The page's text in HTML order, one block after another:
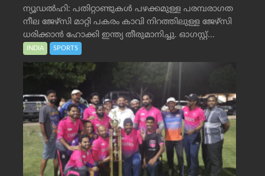
ന്യൂഡൽഹി: പതിറ്റാണ്ടുകൾ പഴക്കമുള്ള പരമ്പരാഗത
നീല ജേഴ്‌സി മാറ്റി പകരം കാവി നിറത്തിലുള്ള ജേഴ്‌സി
ധരിക്കാൻ ഹോക്കി ഇന്ത്യ തീരുമാനിച്ചു. ഓഗസ്റ്റ്...
INDIA SPORTS